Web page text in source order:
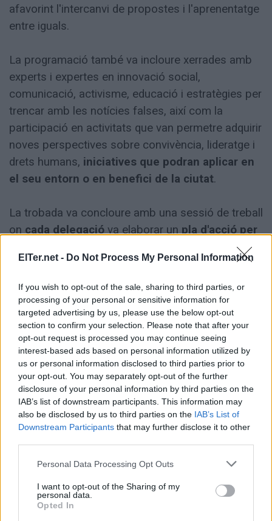
ElTer.net - Do Not Process My Personal Information
If you wish to opt-out of the sale, sharing to third parties, or
processing of your personal or sensitive information for
targeted advertising by us, please use the below opt-out
section to confirm your selection. Please note that after your
opt-out request is processed you may continue seeing
interest-based ads based on personal information utilized by
us or personal information disclosed to third parties prior to
your opt-out. You may separately opt-out of the further
disclosure of your personal information by third parties on the
IAB’s list of downstream participants. This information may
also be disclosed by us to third parties on the IAB’s List of
Downstream Participants that may further disclose it to other
Please note that this website/app uses one or more Google
not limited to your visit or usage behaviour. You may click to
grant or deny consent to Google and its third-party tags to
use your data for below specified purposes in below Google
Personal Data Processing Opt Outs
I want to opt-out of the Sharing of my
personal data.
Opted In
afavorint l'intercanvi de propostes i l'aprenentatge
entre iguals.
La programació també va incloure xerrades amb
experts i expertes en innovació social,
comunicació, activisme, educació i estratègies per
trencar amb les notícies falses, així com la
participació en activitats que van permetre adquirir
noves perspectives sobre convivència, lideratge i
drets humans, iniciatives que podran aplicar en
el seu entorn o en benefici de la ciutat.
La trobada va concloure amb una sessió de treball
on cada delegació va elaborar un pla d'acció per
iniciatives que es podrien treballar per fer de
Manlleu, una ciutat millor.
ETIQUETES:
Societat